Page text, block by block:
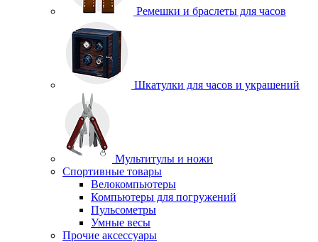
Ремешки и браслеты для часов
Шкатулки для часов и украшений
Мультитулы и ножи
Спортивные товары
Велокомпьютеры
Компьютеры для погружений
Пульсометры
Умные весы
Прочие аксессуары